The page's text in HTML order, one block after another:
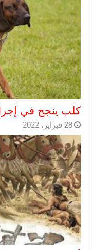
كلب ينجح في
28 فبراير، 2022